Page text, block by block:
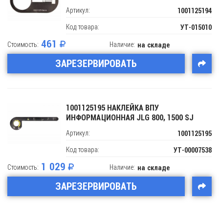
Артикул: 1001125194
Код товара: УТ-015010
Стоимость: 461
ЗАРЕЗЕРВИРОВАТЬ
Наличие: на складе
1001125195 НАКЛЕЙКА ВПУ
ИНФОРМАЦИОННАЯ JLG 800, 1500 SJ
Артикул:
1001125195
Код товара: УТ-00007538
Стоимость: 1 029
ЗАРЕЗЕРВИРОВАТЬ
Наличие: на складе